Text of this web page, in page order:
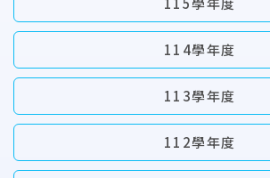
114學年度
113學年度
112學年度